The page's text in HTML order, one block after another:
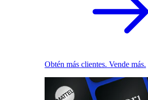
Obtén más clientes. Vende más.